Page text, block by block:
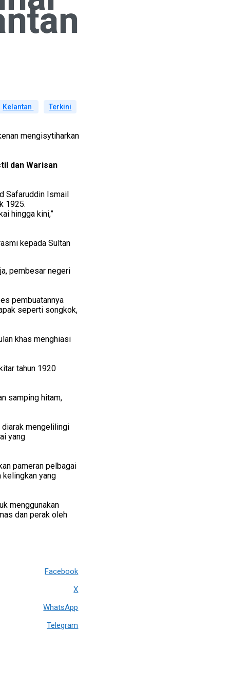
Kelantan Terkini
mengisytiharkan
dan Warisan
Safaruddin Ismail
1925.
hingga kini,”
kepada Sultan
pembesar negeri
pembuatannya
seperti songkok,
khas menghiasi
tahun 1920
samping hitam,
diarak mengelilingi
yang
pameran pelbagai
yang
menggunakan
dan perak oleh
Facebook
X
WhatsApp
Telegram